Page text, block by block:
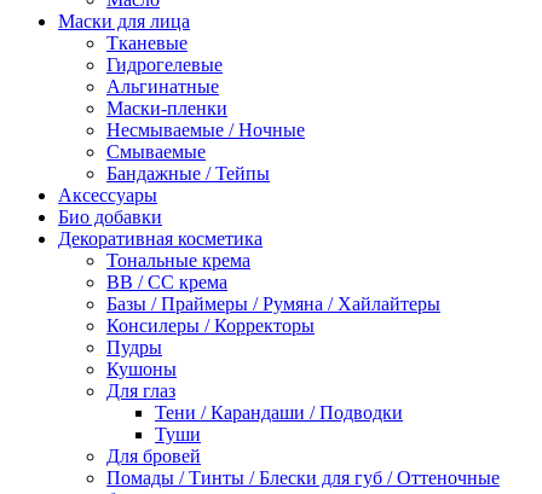
Маски для лица
Тканевые
Гидрогелевые
Альгинатные
Маски-пленки
Несмываемые / Ночные
Смываемые
Бандажные / Тейпы
Аксессуары
Био добавки
Декоративная косметика
Тональные крема
BB / СС крема
Базы / Праймеры / Румяна / Хайлайтеры
Консилеры / Корректоры
Пудры
Кушоны
Для глаз
Тени / Карандаши / Подводки
Туши
Для бровей
Помады / Тинты / Блески для губ / Оттеночные